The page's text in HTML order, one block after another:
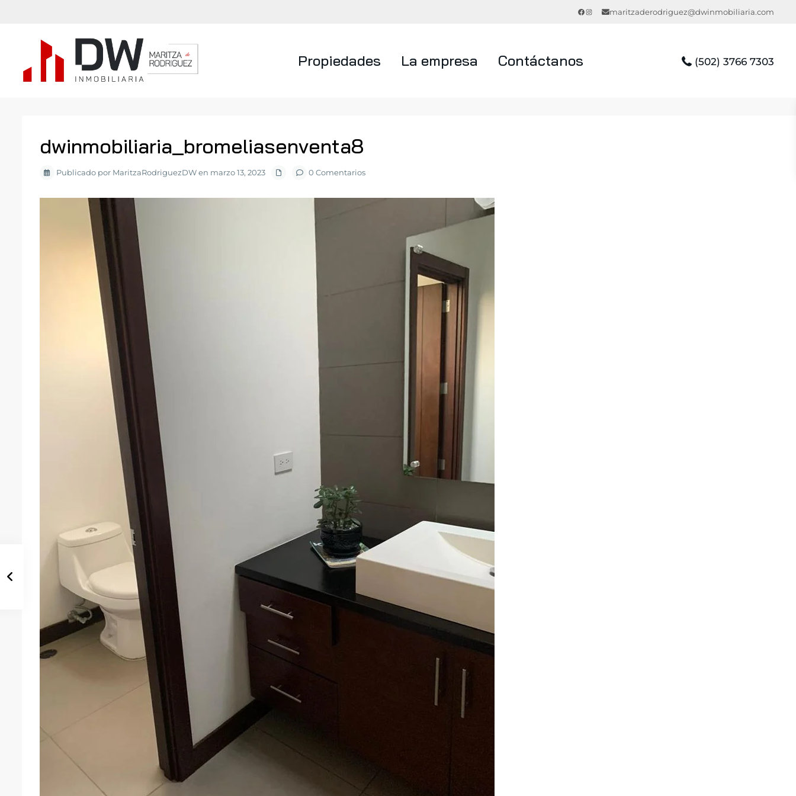
Facebook
Instagrammaritzaderodriguez@dwinmobiliaria.com
Propiedades La empresa Contáctanos (502) 3766 7303
dwinmobiliaria_bromeliasenventa8
Publicado por MaritzaRodriguezDW en marzo 13, 2023 0 Comentarios